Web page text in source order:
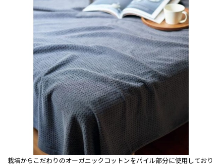
栽培からこだわりのオーガニックコットンをパイル部分に使用しており